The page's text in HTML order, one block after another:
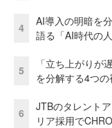
4
AI導入の明暗を
語る「AI時代の
5
「立ち上がり
を分解する4つの
6
JTBのタレント
リア採用で